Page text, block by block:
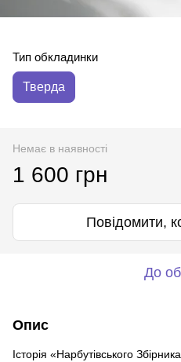
Тип обкладинки
Тверда
Немає в наявності
1 600 грн
Повідомити,
До
Опис
Історія «Нарбутівського